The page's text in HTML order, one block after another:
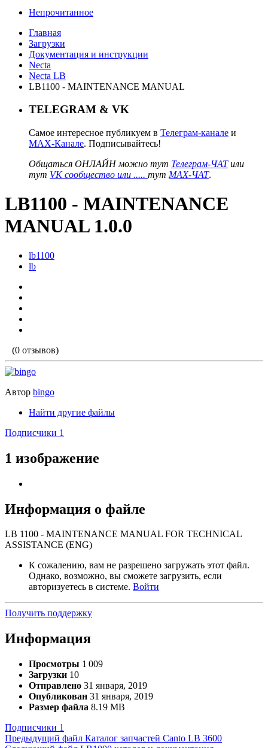
Непрочитанное
Главная
Загрузки
Документация и инструкции
Necta
Necta LB
LB1100 - MAINTENANCE MANUAL
TELEGRAM & VK
Самое интересное публикуем в Телеграм-канале и
MAX-Канале. Подписывайтесь!
Общаться ОНЛАЙН можно тут Телеграм-ЧАТили
тут VK сообщество или ..... тут MAX-ЧАТ.
LB1100 - MAINTENANCE
MANUAL 1.0.0
lb1100
lb
(0 отзывов)
Автор bingo
Найти другие файлы
Подписчики 1
1 изображение
Информация о файле
LB 1100 - MAINTENANCE MANUAL FOR TECHNICAL
ASSISTANCE (ENG)
К сожалению, вам не разрешено загружать этот файл.
Однако, возможно, вы сможете загрузить, если
авторизуетесь в системе. Войти
Получить поддержку
Информация
Просмотры 1 009
Загрузки 10
Отправлено 31 января, 2019
Опубликован 31 января, 2019
Размер файла 8.19 MB
Подписчики 1
Предыдущий файл Каталог запчастей Canto LB 3600